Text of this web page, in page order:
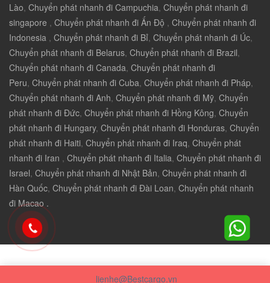
Lào, Chuyển phát nhanh đi Campuchia, Chuyển phát nhanh đi
singapore , Chuyển phát nhanh đi Ấn Độ , Chuyển phát nhanh đi
Indonesia , Chuyển phát nhanh đi Bỉ, Chuyển phát nhanh đi Úc,
Chuyển phát nhanh đi Belarus, Chuyển phát nhanh đi Brazil,
Chuyển phát nhanh đi Canada, Chuyển phát nhanh đi
Peru, Chuyển phát nhanh đi Cuba, Chuyển phát nhanh đi Pháp,
Chuyển phát nhanh đi Anh, Chuyển phát nhanh đi Mỹ, Chuyển
phát nhanh đi Đức, Chuyển phát nhanh đi Hồng Kông, Chuyển
phát nhanh đi Hungary, Chuyển phát nhanh đi Honduras, Chuyển
phát nhanh đi Haiti, Chuyển phát nhanh đi Iraq, Chuyển phát
nhanh đi Iran , Chuyển phát nhanh đi Italia, Chuyển phát nhanh đi
Israel, Chuyển phát nhanh đi Nhật Bản, Chuyển phát nhanh đi
Hàn Quốc, Chuyển phát nhanh đi Đài Loan, Chuyển phát nhanh
đi Macao .
lienhe@Bestcargo.vn